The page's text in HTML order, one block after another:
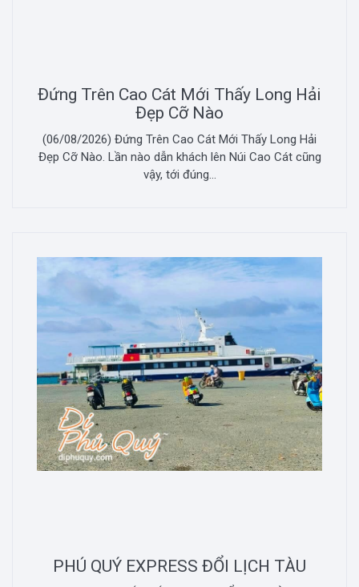
Đứng Trên Cao Cát Mới Thấy Long Hải
Đẹp Cỡ Nào
(06/08/2026) Đứng Trên Cao Cát Mới Thấy Long Hải
Đẹp Cỡ Nào. Lần nào dẫn khách lên Núi Cao Cát cũng
vậy, tới đúng...
PHÚ QUÝ EXPRESS ĐỔI LỊCH TÀU